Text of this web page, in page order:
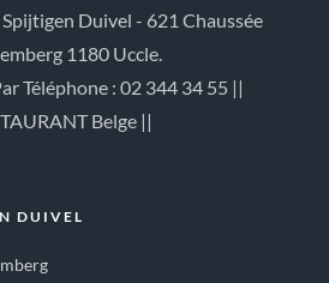
Duivel - 621 Chaussée
1180 Uccle.
Téléphone : 02 344 34 55 ||
Belge ||
DUIVEL